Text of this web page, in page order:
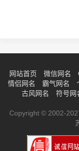
网站首页 微信网名
情侣网名
霸气网名
古风网名
符号网
Copyright © 2002-